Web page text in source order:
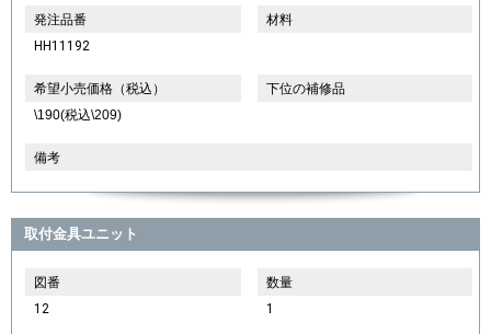
発注品番
HH11192
材料
希望小売価格（税込）
\190(税込\209)
下位の補修品
備考
取付金具ユニット
図番
12
数量
1